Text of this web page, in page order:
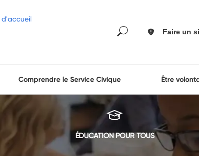
Faire un
Comprendre le Service Civique Être
ÉDUCATION POUR TOUS